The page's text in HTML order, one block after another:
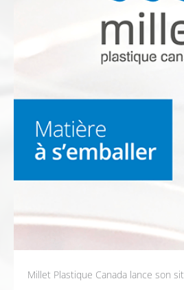
Millet Plastique Canada lance son